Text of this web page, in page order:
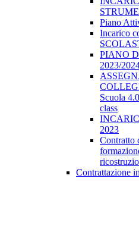
Piano
Incarico
PIANO
2023/
Scuola
class
2023
Contratto
Contrattazione